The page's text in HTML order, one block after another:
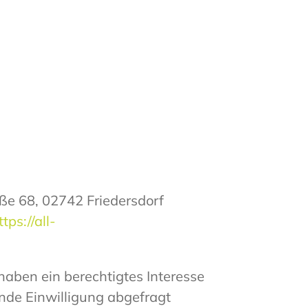
68, 02742 Friedersdorf
all-
ein berechtigtes Interesse
Einwilligung abgefragt